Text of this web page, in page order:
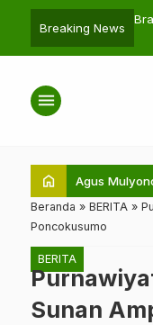
Breaking News
menu
home Agus
Beranda » BERITA »
Poncokusumo
BERITA
Sunan